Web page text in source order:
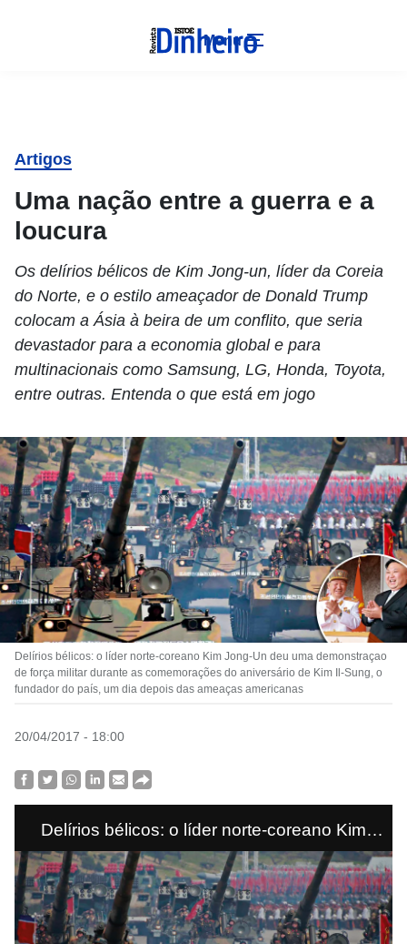
Menu
Artigos
Uma nação entre a guerra e a
loucura
Os delírios bélicos de Kim Jong-un, líder da Coreia
do Norte, e o estilo ameaçador de Donald Trump
colocam a Ásia à beira de um conflito, que seria
devastador para a economia global e para
multinacionais como Samsung, LG, Honda, Toyota,
entre outras. Entenda o que está em jogo
Delírios bélicos: o líder norte-coreano Kim Jong-Un deu uma demonstraçao
de força militar durante as comemorações do aniversário de Kim Il-Sung, o
fundador do país, um dia depois das ameaças americanas
20/04/2017 - 18:00
Delírios bélicos: o líder norte-coreano Kim
Jong-Un deu uma demonstraçao de força
militar durante as comemorações do
aniversário de Kim Il-Sung, o fundador do